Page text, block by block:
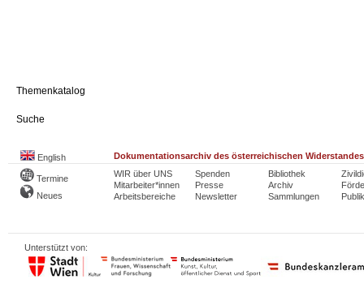
Themenkatalog
Suche
English Dokumentationsarchiv des österreichischen Widerstandes
Termine
Neues
WIR über UNS
Mitarbeiter*innen
Arbeitsbereiche
Spenden
Presse
Newsletter
Bibliothek
Archiv
Sammlungen
Unterstützt von: